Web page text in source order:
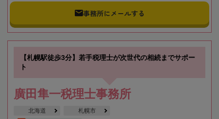
事務所にメールする
【札幌駅徒歩3分】若手税理士が次世代の相続までサポー
ト
廣田隼一税理士事務所
北海道 札幌市